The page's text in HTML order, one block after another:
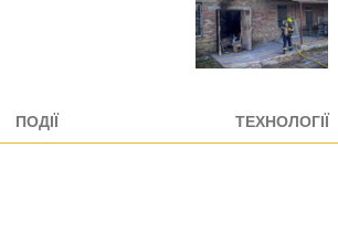
ПОДІЇ ТЕХНОЛОГІЇ